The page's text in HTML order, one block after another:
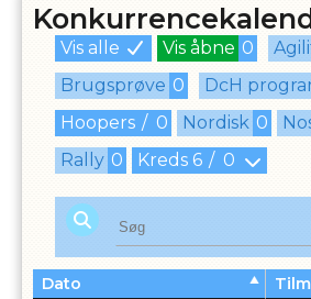
Vis alle Vis åbne 0
Brugsprøve 0 DcH
Hoopers / 0 Nordisk 0
Rally 0 Kreds 6 / 0
Dato